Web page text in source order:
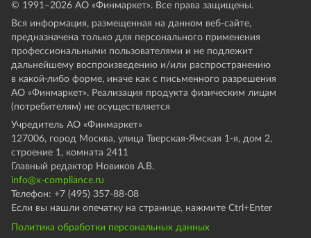
© 1991–2026 АО «Финмаркет». Все права защищены.
Вся информация, размещенная на данном веб-сайте,
предназначена только для персонального применения
профессиональными пользователями и не подлежит
дальнейшему воспроизведению и/или распространению
в какой-либо форме, иначе как с письменного разрешения
АО «Финмаркет». Реализация продукта физическим лицам
(потребителям) не осуществляется
Учредитель АО «Финмаркет»
127006, город Москва, улица Тверская-Ямская 1-я, дом 2,
строение 1, комната 2411
Главный редактор Новиков А.В.
info@x-compliance.ru
Телефон: +7 (495) 357-88-08
Если вы нашли опечатку на странице, нажмите Ctrl+Enter
Политика обработки персональных данных